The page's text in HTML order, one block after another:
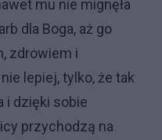
mu nie mignęła
dla Boga, aż go
zdrowiem i
lepiej, tylko, że tak
i dzięki sobie
przychodzą na